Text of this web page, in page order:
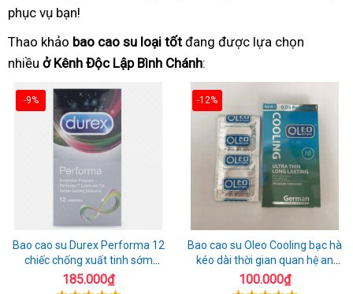
phục vụ bạn!
Thao khảo bao cao su loại tốt đang được lựa chọn
nhiều ở Kênh Độc Lập Bình Chánh:
-9%
Bao cao su Durex Performa 12
chiếc chống xuất tinh sớm
chuẩn Thái Lan
185.000₫
-12%
Bao cao su Oleo Cooling bạc hà
kéo dài thời gian quan hệ an
toàn
100.000₫